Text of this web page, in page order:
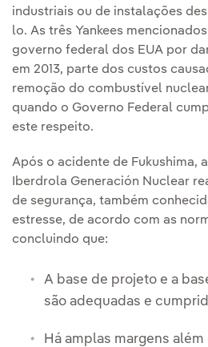
industriais ou de instalações
lo. As três Yankees
governo federal dos EUA por
em 2013, parte dos custos
remoção do combustível
quando o Governo Federal
este respeito.
Após o acidente de Fukushima,
Iberdrola Generación Nuclear
de segurança, também
estresse, de acordo com as
concluindo que:
A base de projeto e a
são adequadas e
Há amplas margens